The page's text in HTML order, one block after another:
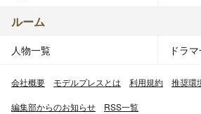
ルーム
人物一覧 ドラ
会社概要 モデルプレスとは 利用規約 推奨環
編集部からのお知らせ RSS一覧